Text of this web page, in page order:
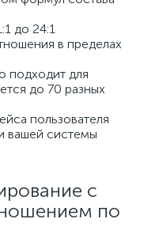
до 24:1
в пределах
подходит для
до 70 разных
пользователя
вашей системы
с
по